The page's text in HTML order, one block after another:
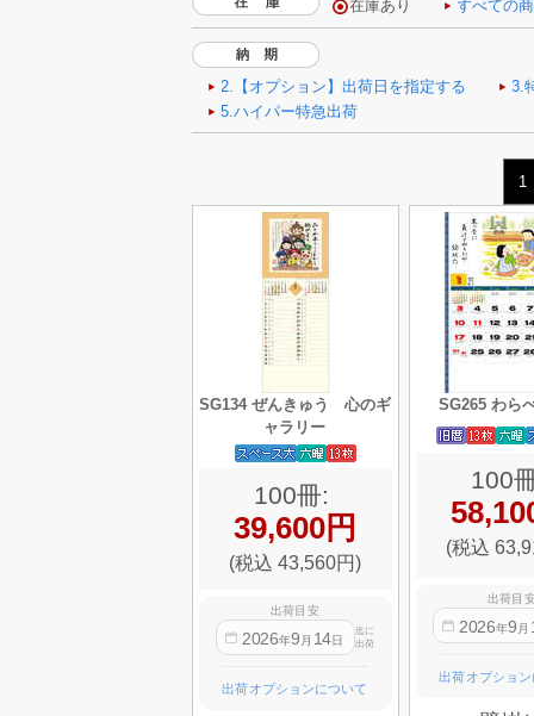
1
SG134 ぜんきゅう 心のギ
ャラリー
100冊:
39,600円
(税込 43,560円)
出荷目安
2026年9 月 14日
迄に
出荷
出荷オプションについて
SG265 わら
100
(税込
出荷目
2026年9 月
出荷オプショ